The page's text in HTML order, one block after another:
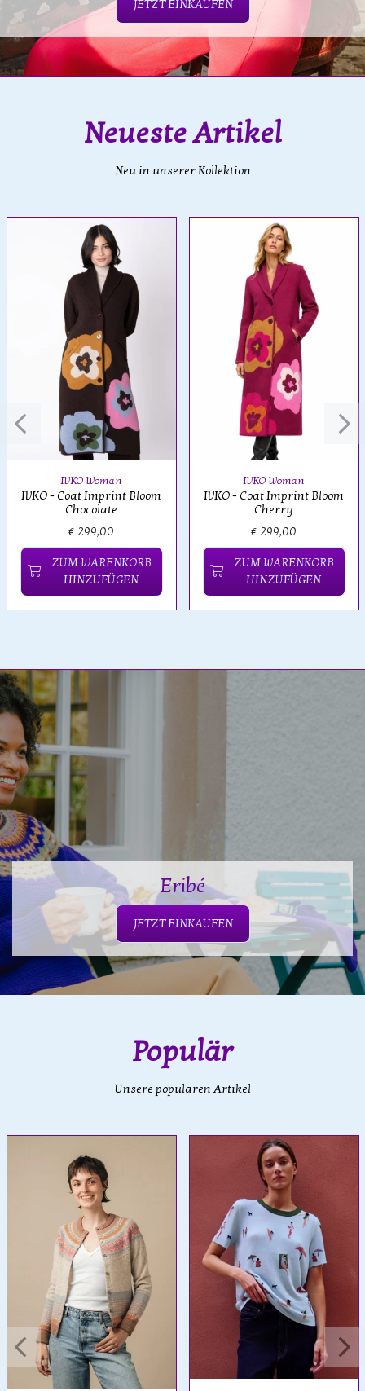
JETZT EINKAUFEN
Neueste Artikel
Neu in unserer Kollektion
IVKO Woman
IVKO - Coat Imprint Bloom
Chocolate
€ 299,00
ZUM WARENKORB
HINZUFÜGEN
IVKO Woman
IVKO - Coat Imprint Bloom
Cherry
€ 299,00
ZUM WARENKORB
HINZUFÜGEN
Eribé
JETZT EINKAUFEN
Populär
Unsere populären Artikel